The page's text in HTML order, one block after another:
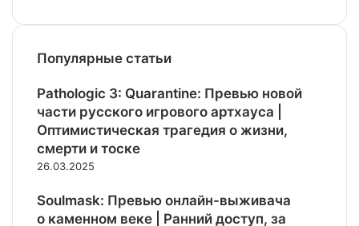
Популярные статьи
Pathologic 3: Quarantine: Превью новой
части русского игрового артхауса |
Оптимистическая трагедия о жизни,
смерти и тоске
26.03.2025
Soulmask: Превью онлайн-выживача
о каменном веке | Ранний доступ, за